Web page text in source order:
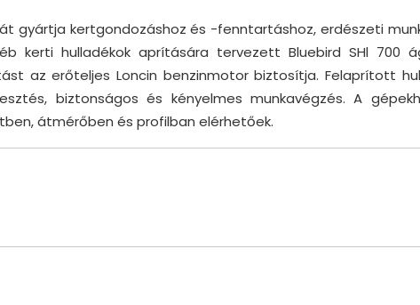
gyártja kertgondozáshoz és -fenntartáshoz, erdészeti
kerti hulladékok aprítására tervezett Bluebird SHl 700
az erőteljes Loncin benzinmotor biztosítja. Felaprított
biztonságos és kényelmes munkavégzés. A
átmérőben és profilban elérhetőek.